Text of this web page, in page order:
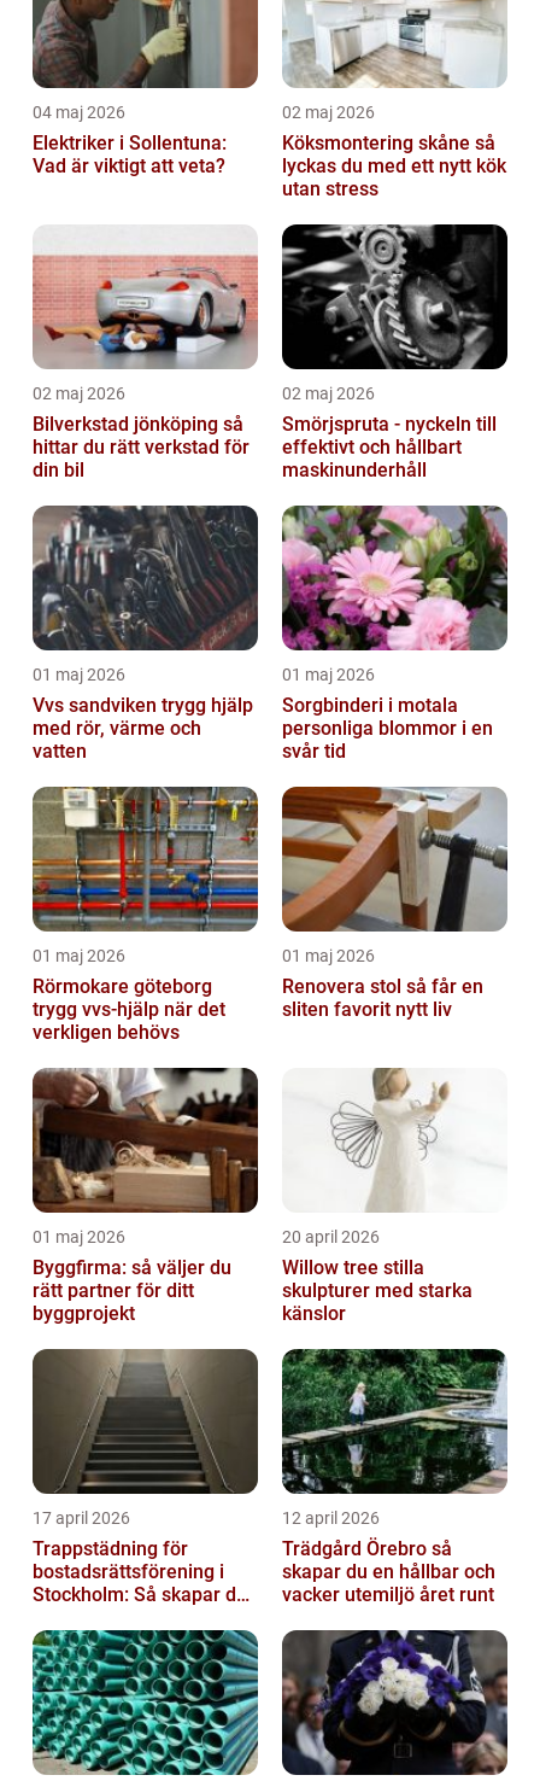
04 maj 2026
Elektriker i Sollentuna:
Vad är viktigt att veta?
02 maj 2026
Köksmontering skåne så
lyckas du med ett nytt kök
utan stress
02 maj 2026
Bilverkstad jönköping så
hittar du rätt verkstad för
din bil
02 maj 2026
Smörjspruta - nyckeln till
effektivt och hållbart
maskinunderhåll
01 maj 2026
Vvs sandviken trygg hjälp
med rör, värme och
vatten
01 maj 2026
Sorgbinderi i motala
personliga blommor i en
svår tid
01 maj 2026
Rörmokare göteborg
trygg vvs-hjälp när det
verkligen behövs
01 maj 2026
Renovera stol så får en
sliten favorit nytt liv
01 maj 2026
Byggfirma: så väljer du
rätt partner för ditt
byggprojekt
20 april 2026
Willow tree stilla
skulpturer med starka
känslor
17 april 2026
Trappstädning för
bostadsrättsförening i
Stockholm: Så skapar du
trapphus...
12 april 2026
Trädgård Örebro så
skapar du en hållbar och
vacker utemiljö året runt